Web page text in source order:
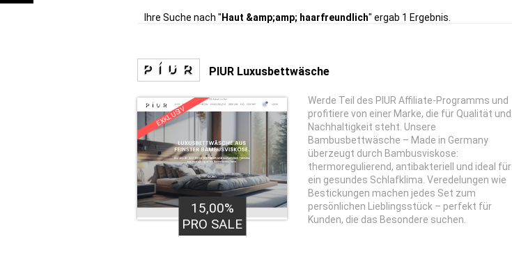
Ihre Suche nach " Haut &amp;amp; haarfreundlich" ergab 1 Ergebnis.
PIUR Luxusbettwäsche
EXKLUSIV
15,00%
PRO SALE
Werde Teil des PIUR Affiliate-Programms und
profitiere von einer Marke, die für Qualität und
Nachhaltigkeit steht. Unsere
Bambusbettwäsche – Made in Germany
überzeugt durch Bambusviskose:
thermoregulierend, antibakteriell und ideal für
ein gesundes Schlafklima. Veredelungen wie
Bestickungen machen jedes Set zum
persönlichen Lieblingsstück – perfekt für
Kunden, die das Besondere suchen.